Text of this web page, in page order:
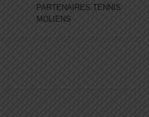
PARTENAIRES TENNIS
MOLIENS